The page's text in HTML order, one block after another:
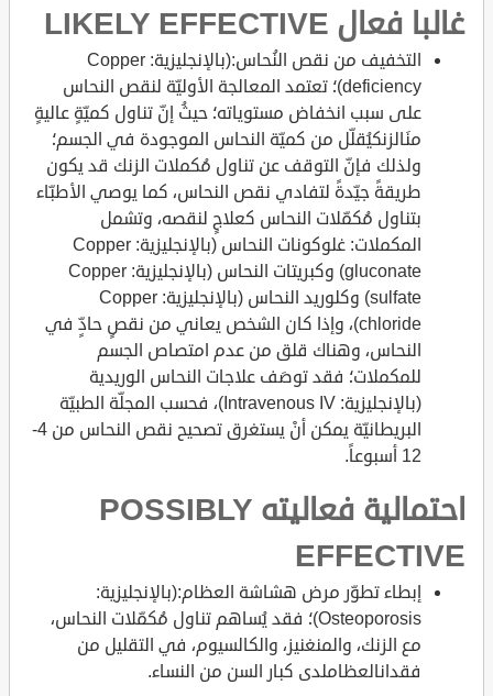
غالبا فعال LIKELY EFFECTIVE
التخفيف من نقص النُحاس:(بالإنجليزية: Copper
deficiency)؛ تعتمد المعالجة الأوليّة لنقص النحاس
على سبب انخفاض مستوياته؛ حيثُ إنّ تناول كميّةٍ عاليةٍ
منَالزنكيُقلّل من كميّة النحاس الموجودة في الجسم؛
ولذلك فإنّ التوقف عن تناول مُكملات الزنك قد يكون
طريقةً جيّدةً لتفادي نقص النحاس، كما يوصي الأطبّاء
بتناول مُكمّلات النحاس كعلاجٍ لنقصه، وتشمل
المكملات: غلوكونات النحاس (بالإنجليزية: Copper
gluconate) وكبريتات النحاس (بالإنجليزية: Copper
sulfate) وكلوريد النحاس (بالإنجليزية: Copper
chloride)، وإذا كان الشخص يعاني من نقصٍ حادٍّ في
النحاس، وهناك قلق من عدم امتصاص الجسم
للمكملات؛ فقد توصَف علاجات النحاس الوريدية
(بالإنجليزية: Intravenous IV)، فحسب المجلّة الطبيّة
البريطانيّة يمكن أنْ يستغرق تصحيح نقص النحاس من 4-
12 أسبوعاً.
احتمالية فعاليته POSSIBLY
EFFECTIVE
إبطاء تطوّر مرض هشاشة العظام:(بالإنجليزية:
Osteoporosis)؛ فقد يُساهم تناول مُكمّلات النحاس،
مع الزنك، والمنغنيز، والكالسيوم، في التقليل من
فقدانالعظاملدى كبار السن من النساء.